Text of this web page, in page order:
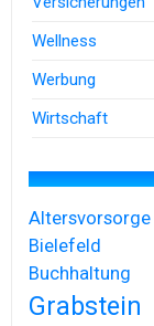
Wellness
Werbung
Wirtschaft
Altersvorsorge
Bielefeld
Buchhaltung
Grabstein